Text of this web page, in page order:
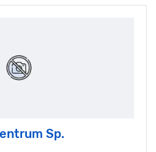
Sp.